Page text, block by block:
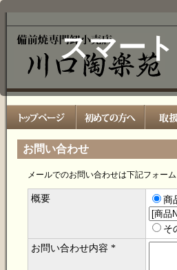
スマー
お問い合わせ
メールでのお問い合わせは下記フォー
概要 商
そ
お問い合わせ内容 *